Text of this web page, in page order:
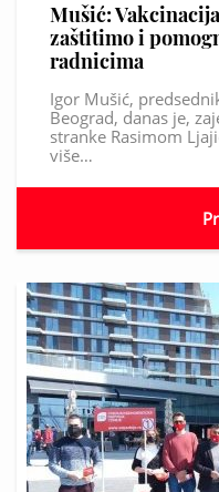
Mušić:
zaštitimo i
radnicima
Igor Mušić,
Beograd, danas je,
stranke Rasimom
više…